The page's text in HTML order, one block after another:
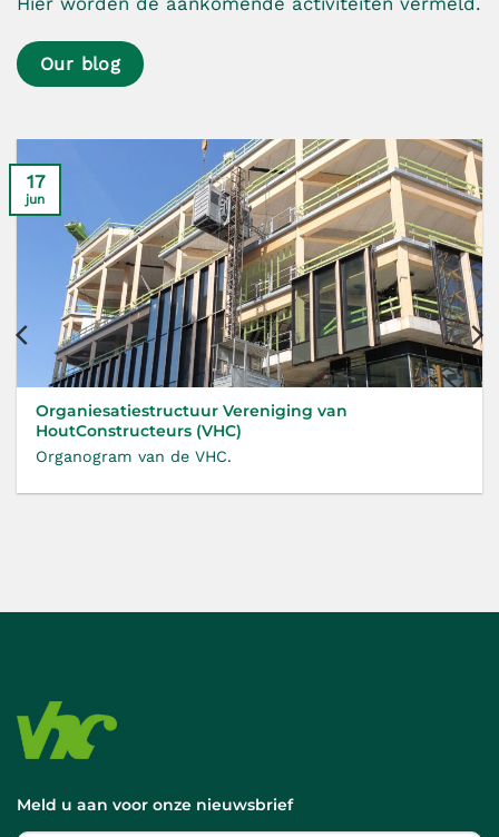
Our blog
Organiesatiestructuur Vereniging van
HoutConstructeurs (VHC)
Organogram van de VHC.
17
jun
Meld u aan voor onze nieuwsbrief